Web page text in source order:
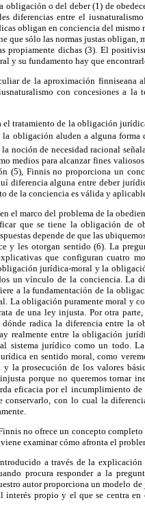
obligación o del deber (1) de
diferencias entre el
obligan en conciencia del mismo
que sólo las normas justas
propiamente dichas (3). El
y su fundamento hay que
de la aproximación finniseana
con concesiones a
tratamiento de la obligación
la obligación aluden a alguna forma
noción de necesidad racional
medios para alcanzar fines
(5), Finnis no proporciona un
diferencia alguna entre deber
de la conciencia es válida y
el marco del problema de la
que se tiene la obligación de
depende de que las
y les otorgan sentido (6). La
que configuran cuatro
jurídica-moral y la
un vínculo de la conciencia. La
a la fundamentación de la
La obligación puramente moral y
de una ley injusta. Por otra
dónde radica la diferencia entre
realmente entre la obligación
sistema jurídico como un todo.
en sentido moral, como
y la prosecución de los valores
porque no queremos tornar
eficacia por el incumplimiento
conservarlo, con lo cual la
no ofrece un concepto
examinar cómo afronta el
a través de la
procura responder a la
autor proporciona un modelo
interés propio y el que se centra en